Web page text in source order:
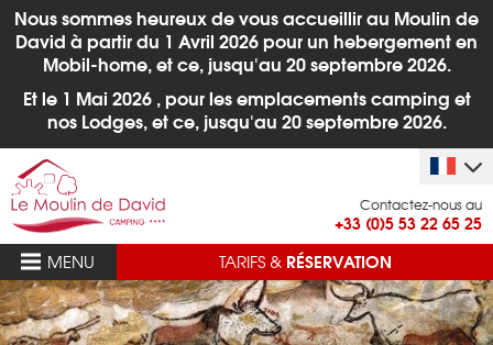
Nous sommes heureux de vous accueillir au Moulin de
David à partir du 1 Avril 2026 pour un hebergement en
Mobil-home, et ce, jusqu'au 20 septembre 2026.
Et le 1 Mai 2026 , pour les emplacements camping et
nos Lodges,et ce, jusqu'au 20 septembre 2026.
Contactez-nous au
+33 (0)5 53 22 65 25
MENU
TARIFS & RÉSERVATION